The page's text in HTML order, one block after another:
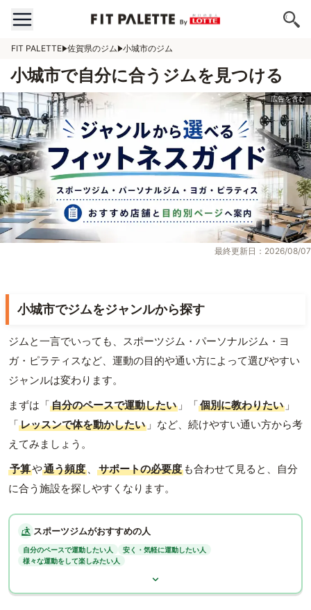
FIT PALETTE 佐賀県のジム 小城市のジム
小城市で自分に合うジムを見つける
最終更新日：2026/08/07
小城市でジムをジャンルから探す
ジムと一言でいっても、スポーツジム・パーソナルジム・ヨ
ガ・ピラティスなど、運動の目的や通い方によって選びやすい
ジャンルは変わります。
まずは「自分のペースで運動したい 」「個別に教わりたい 」
「レッスンで体を動かしたい 」など、続けやすい通い方から考
えてみましょう。
予算や通う頻度 、 サポートの必要度 も合わせて見ると、自分
に合う施設を探しやすくなります。
スポーツジムがおすすめの人
自分のペースで運動したい人
安く・気軽に運動したい人
様々な運動をして楽しみたい人